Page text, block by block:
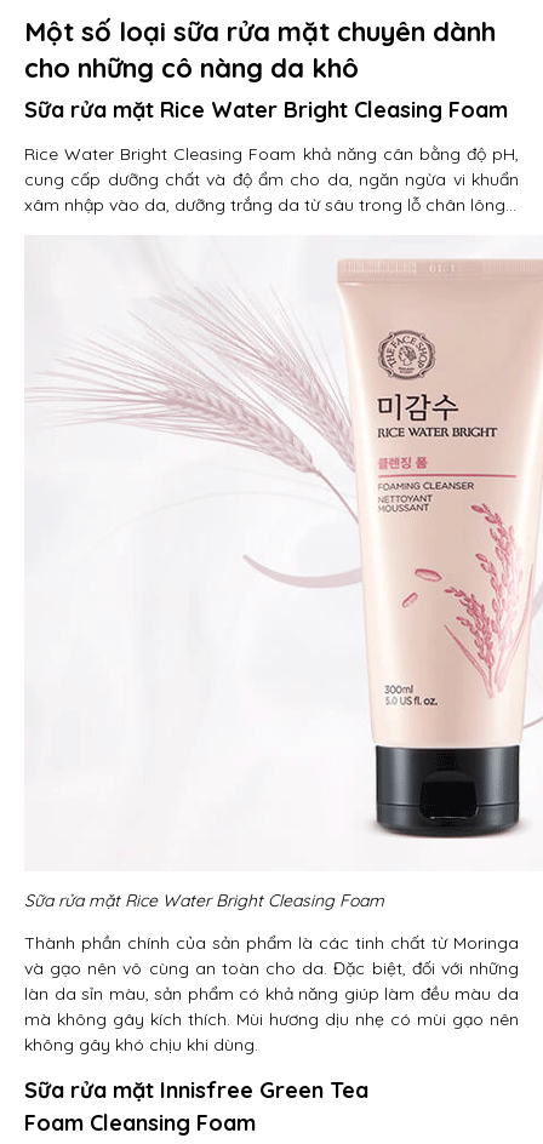
Một số loại sữa rửa mặt chuyên dành
cho những cô nàng da khô
Sữa rửa mặt Rice Water Bright Cleasing Foam
Rice Water Bright Cleasing Foam khả năng cân bằng độ pH,
cung cấp dưỡng chất và độ ẩm cho da, ngăn ngừa vi khuẩn
xâm nhập vào da, dưỡng trắng da từ sâu trong lỗ chân lông…
Sữa rửa mặt Rice Water Bright Cleasing Foam
Thành phần chính của sản phẩm là các tinh chất từ Moringa
và gạo nên vô cùng an toàn cho da. Đặc biệt, đối với những
làn da sỉn màu, sản phẩm có khả năng giúp làm đều màu da
mà không gây kích thích. Mùi hương dịu nhẹ có mùi gạo nên
không gây khó chịu khi dùng.
Sữa rửa mặt Innisfree Green Tea
Foam Cleansing Foam